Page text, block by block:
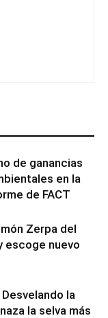
de ganancias
en la
de FACT
Zerpa del
escoge nuevo
la
la selva más